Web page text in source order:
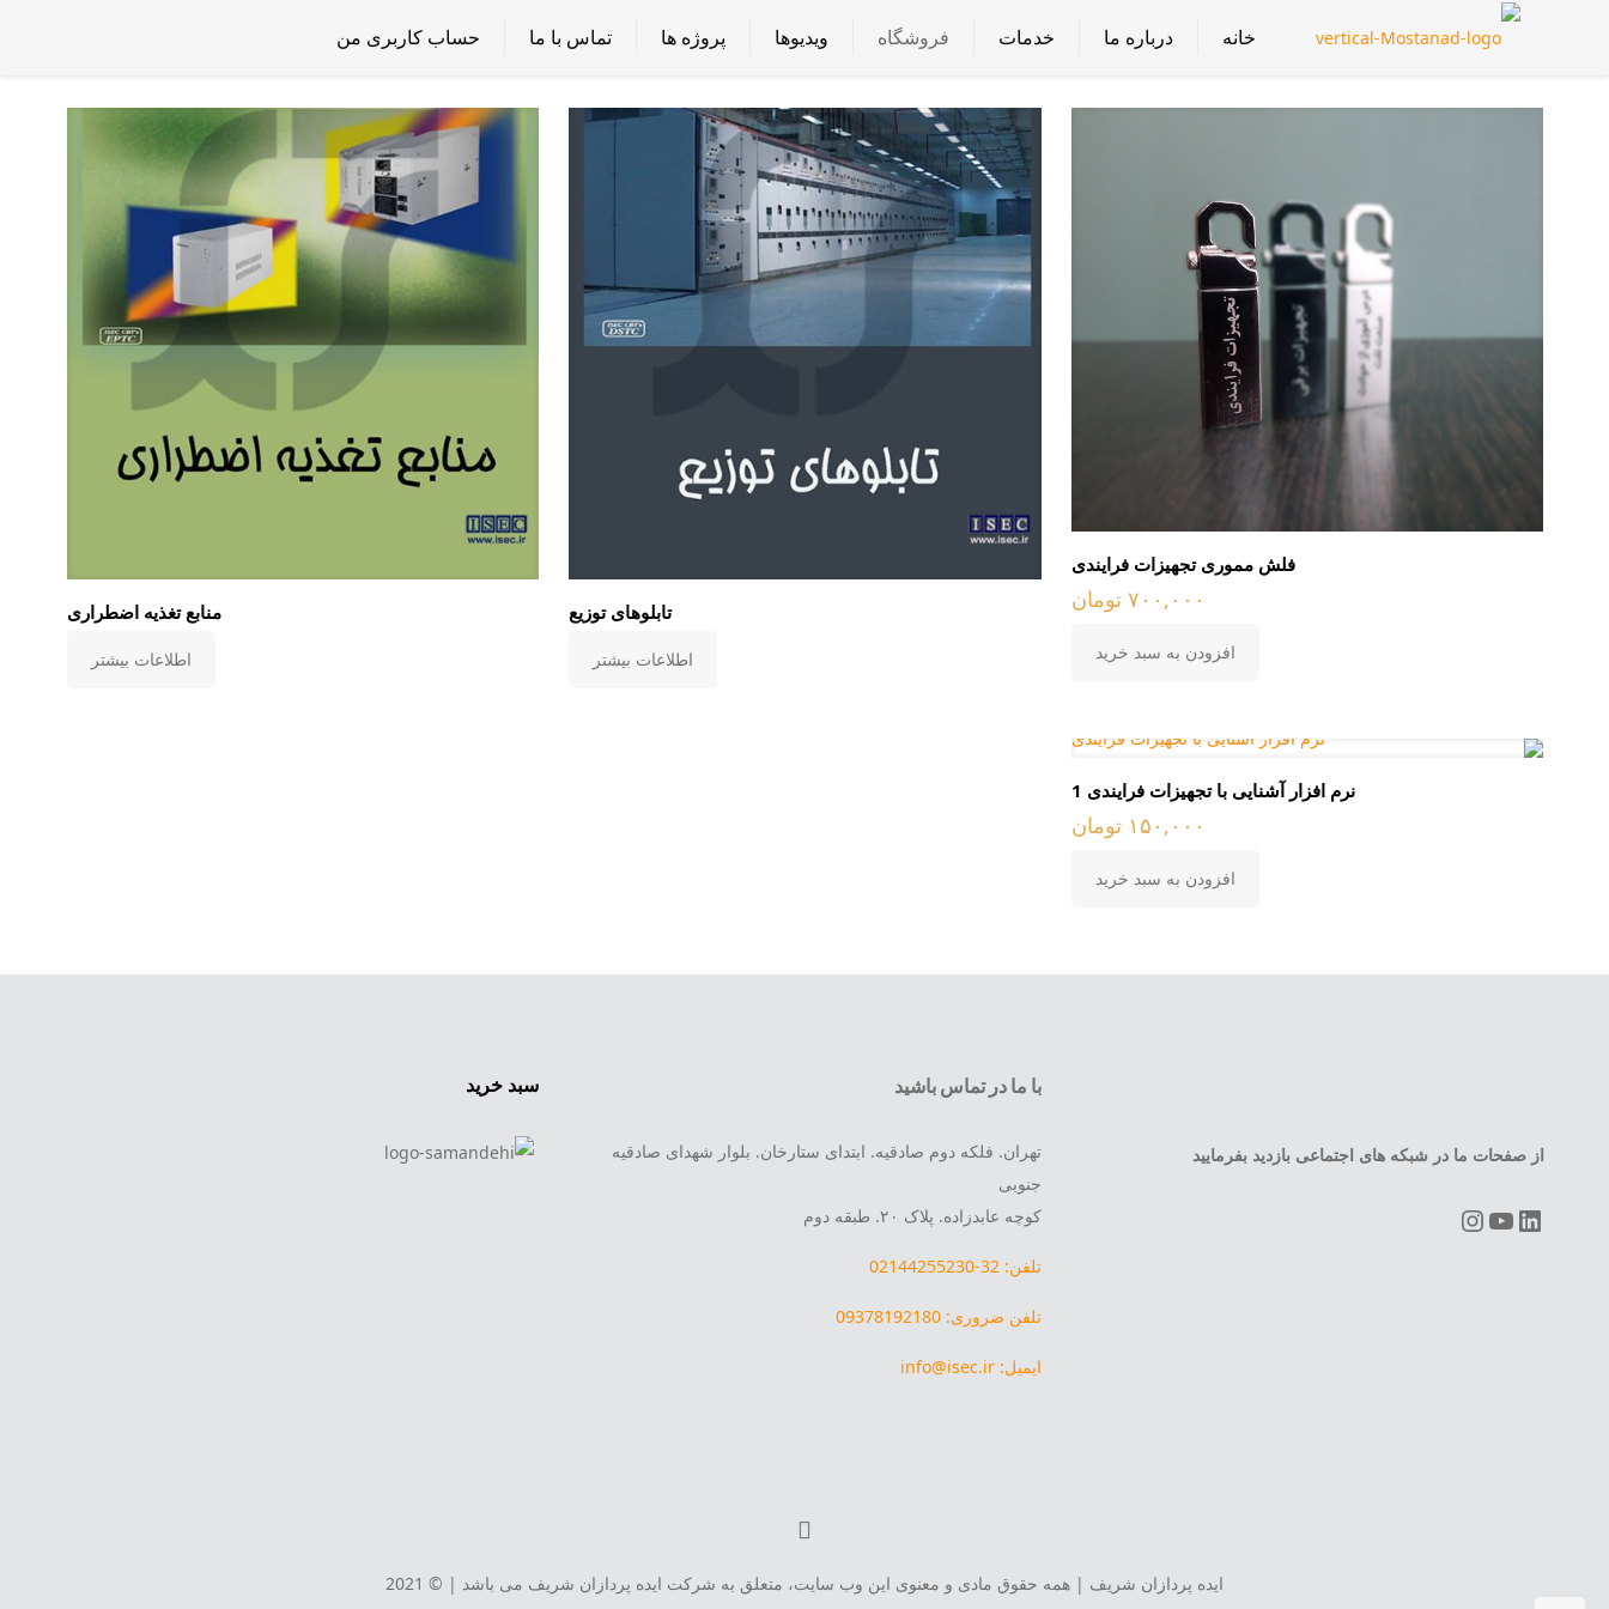
خانه درباره ما خدمات فروشگاه ویدیوها پروژه ها تماس با ما حساب کاربری من
فلش مموری تجهیزات فرایندی
۷۰۰,۰۰۰ تومان
افزودن به سبد خرید
تابلوهای توزیع
اطلاعات بیشتر
منابع تغذیه اضطراری
اطلاعات بیشتر
نرم افزار آشنایی با تجهیزات فرایندی 1
۱۵۰,۰۰۰ تومان
افزودن به سبد خرید
از صفحات ما در شبکه های اجتماعی بازدید بفرمایید
LinkedIn
YouTube
Instagram
با ما در تماس باشید
تهران. فلکه دوم صادقیه. ابتدای ستارخان. بلوار شهدای صادقیه
جنوبی
کوچه عابدزاده. پلاک ۲۰. طبقه دوم
تلفن: 32-02144255230
تلفن ضروری: 09378192180
ایمیل: info@isec.ir
سبد خرید
ایده پردازان شریف | همه حقوق مادی و معنوی این وب سایت، متعلق به شرکت ایده پردازان شریف می باشد | © 2021